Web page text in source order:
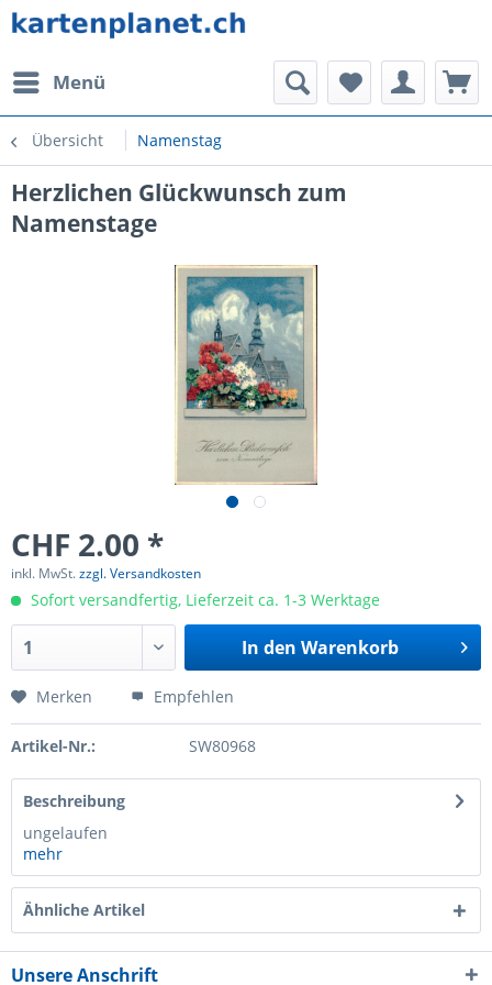
Menü
Übersicht Namenstag
Herzlichen Glückwunsch zum
Namenstage
CHF 2.00 *
inkl. MwSt.zzgl. Versandkosten
Sofort versandfertig, Lieferzeit ca. 1-3 Werktage
In den Warenkorb
Merken Empfehlen
Artikel-Nr.: SW80968
Beschreibung
ungelaufen
mehr
Ähnliche Artikel
Unsere Anschrift